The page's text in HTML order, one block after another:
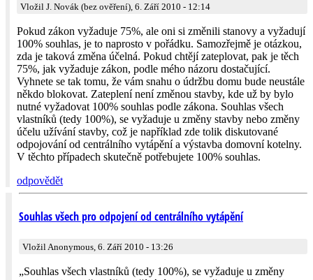
Vložil J. Novák (bez ověření), 6. Září 2010 - 12:14
Pokud zákon vyžaduje 75%, ale oni si změnili stanovy a vyžadují
100% souhlas, je to naprosto v pořádku. Samozřejmě je otázkou,
zda je taková změna účelná. Pokud chtějí zateplovat, pak je těch
75%, jak vyžaduje zákon, podle mého názoru dostačující.
Vyhnete se tak tomu, že vám snahu o údržbu domu bude neustále
někdo blokovat. Zateplení není změnou stavby, kde už by bylo
nutné vyžadovat 100% souhlas podle zákona. Souhlas všech
vlastníků (tedy 100%), se vyžaduje u změny stavby nebo změny
účelu užívání stavby, což je například zde tolik diskutované
odpojování od centrálního vytápění a výstavba domovní kotelny.
V těchto případech skutečně potřebujete 100% souhlas.
odpovědět
Souhlas všech pro odpojení od centrálního vytápění
Vložil Anonymous, 6. Září 2010 - 13:26
„Souhlas všech vlastníků (tedy 100%), se vyžaduje u změny